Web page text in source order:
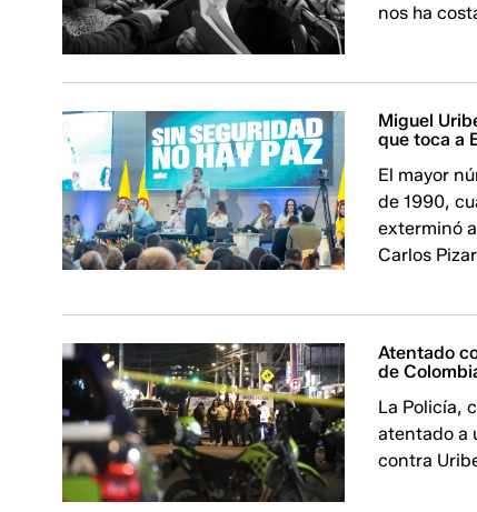
nos ha
Miguel
que toca a
El mayor
de 1990,
exterminó
Carlos
Atentado
de
La Policía,
atentado a
contra